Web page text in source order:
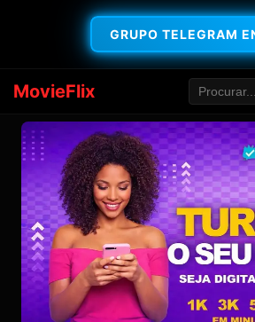
GRUPO TELEGRAM
MovieFlix